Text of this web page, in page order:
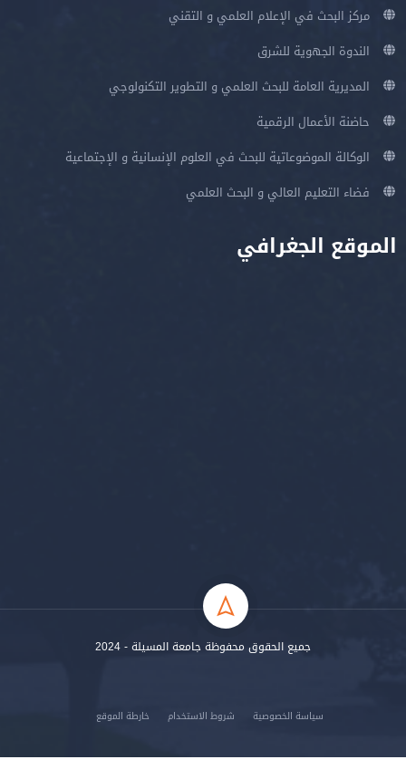
مركز البحث في الإعلام العلمي و التقني
الندوة الجهوية للشرق
المديرية العامة للبحث العلمي و التطوير التكنولوجي
حاضنة الأعمال الرقمية
الوكالة الموضوعاتية للبحث في العلوم الإنسانية و الإجتماعية
فضاء التعليم العالي و البحث العلمي
الموقع الجغرافي
جميع الحقوق محفوظة جامعة المسيلة - 2024
سياسة الخصوصية شروط الاستخدام خارطة الموقع